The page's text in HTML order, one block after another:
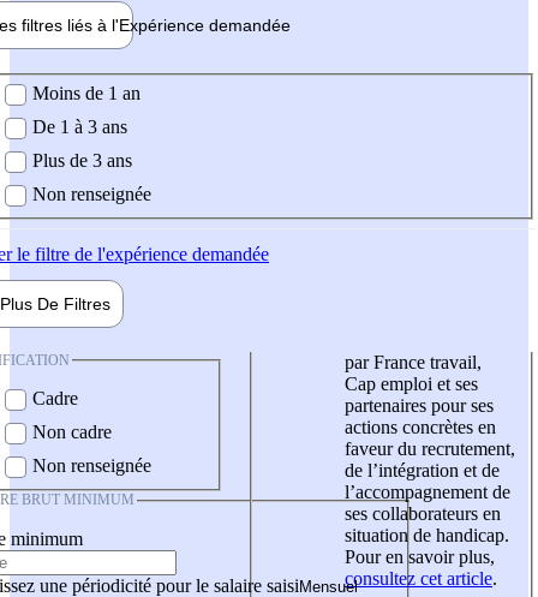
filtres liés à l'Expérience demandée
demandée
Moins de 1 an
De 1 à 3 ans
Plus de 3 ans
Non renseignée
le filtre de l'expérience demandée
Plus De Filtres
Cadre
Non cadre
Non renseignée
BRUT MINIMUM
minimum
une périodicité pour le salaire saisi
par France travail,
Cap emploi et ses
partenaires pour ses
actions concrètes en
faveur du recrutement,
de l’intégration et de
l’accompagnement de
ses collaborateurs en
situation de handicap.
Pour en savoir plus,
consultez cet article.